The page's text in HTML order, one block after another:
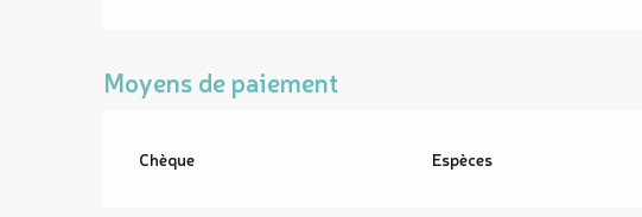
Moyens de paiement
Chèque Espèces